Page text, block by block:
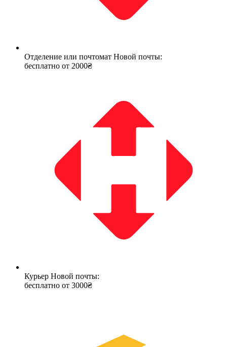
Отделение или почтомат Новой почты:
бесплатно от 2000₴
Курьер Новой почты:
бесплатно от 3000₴